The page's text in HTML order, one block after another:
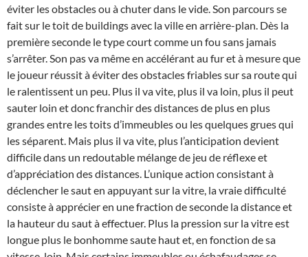
éviter les obstacles ou à chuter dans le vide. Son parcours se
fait sur le toit de buildings avec la ville en arrière-plan. Dès la
première seconde le type court comme un fou sans jamais
s’arrêter. Son pas va même en accélérant au fur et à mesure que
le joueur réussit à éviter des obstacles friables sur sa route qui
le ralentissent un peu. Plus il va vite, plus il va loin, plus il peut
sauter loin et donc franchir des distances de plus en plus
grandes entre les toits d’immeubles ou les quelques grues qui
les séparent. Mais plus il va vite, plus l’anticipation devient
difficile dans un redoutable mélange de jeu de réflexe et
d’appréciation des distances. L’unique action consistant à
déclencher le saut en appuyant sur la vitre, la vraie difficulté
consiste à apprécier en une fraction de seconde la distance et
la hauteur du saut à effectuer. Plus la pression sur la vitre est
longue plus le bonhomme saute haut et, en fonction de sa